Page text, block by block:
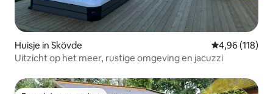
Huisje in Skövde Gemiddelde
4,96 (118)
Uitzicht op het meer, rustige omgeving en jacuzzi